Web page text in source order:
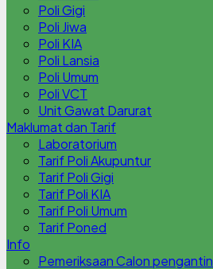
Poli Gigi
Poli Jiwa
Poli KIA
Poli Lansia
Poli Umum
Poli VCT
Unit Gawat Darurat
Maklumat dan Tarif
Laboratorium
Tarif Poli Akupuntur
Tarif Poli Gigi
Tarif Poli KIA
Tarif Poli Umum
Tarif Poned
Info
Pemeriksaan Calon pengantin